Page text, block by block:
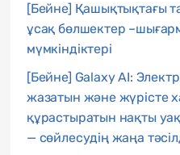
[Бейне] Қашықтықтағы
ұсақ бөлшектер
мүмкіндіктері
[Бейне] Galaxy AI:
жазатын және жүрісте
құрастыратын нақты
— сөйлесудің жаңа